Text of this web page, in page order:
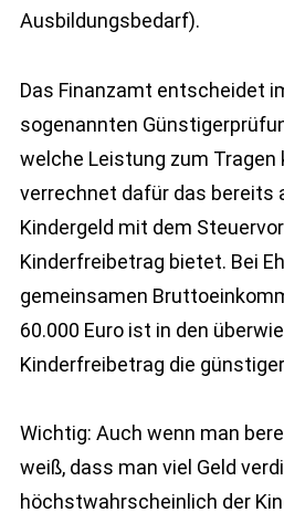
Ausbildungsbedarf).
Das Finanzamt entscheidet
sogenannten
welche Leistung zum Tragen
verrechnet dafür das bereits
Kindergeld mit dem
Kinderfreibetrag bietet. Bei
gemeinsamen
60.000 Euro ist in den
Kinderfreibetrag die
Wichtig: Auch wenn man
weiß, dass man viel Geld
höchstwahrscheinlich der